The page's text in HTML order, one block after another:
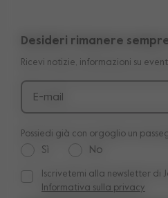
Shop the look
Press
Manuali
Consegna e pagamento
Desideri rimanere
Ricevi notizie, informazioni su
E-mail
Possiedi già con orgoglio un
Sì No
Iscrivetemi alla newsletter di
Iscrivetemi alla newsletter di
Informativa sulla privacy